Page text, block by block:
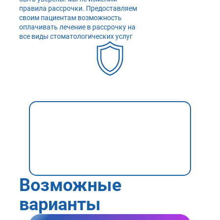
правила рассрочки. Предоставляем
своим пациентам возможность
оплачивать лечение в рассрочку на
все виды стоматологических услуг
Возможные
варианты